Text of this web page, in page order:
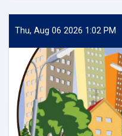
آباد
ښار
شهید
محمد
نعیم
مارکیټ
څخه
تر
مخابراتو
Thu, Aug 06 2026 1:02 PM